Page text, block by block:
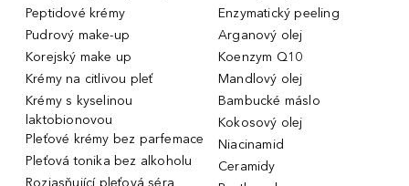
Peptidové krémy
Pudrový make-up
Korejský make up
Krémy na citlivou pleť
Krémy s kyselinou
laktobionovou
Pleťové krémy bez parfemace
Pleťová tonika bez alkoholu
Rozjasňující pleťová séra
Enzymatický peeling
Arganový olej
Koenzym Q10
Mandlový olej
Bambucké máslo
Kokosový olej
Niacinamid
Ceramidy